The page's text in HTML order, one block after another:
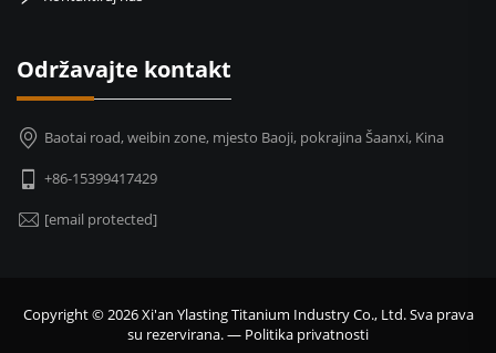
Održavajte kontakt
Baotai road, weibin zone, mjesto Baoji, pokrajina Šaanxi, Kina
+86-15399417429
[email protected]
Copyright © 2026 Xi'an Ylasting Titanium Industry Co., Ltd. Sva prava
su rezervirana. — Politika privatnosti